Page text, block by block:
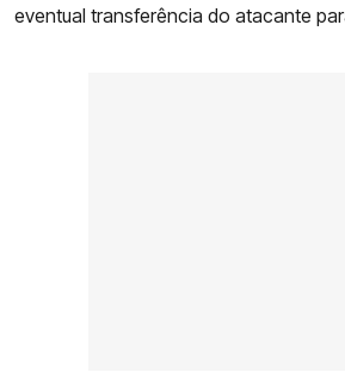
eventual transferência do atacante